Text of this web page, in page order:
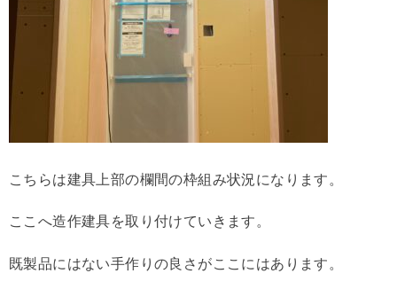
こちらは建具上部の欄間の枠組み状況になります。
ここへ造作建具を取り付けていきます。
既製品にはない手作りの良さがここにはあります。